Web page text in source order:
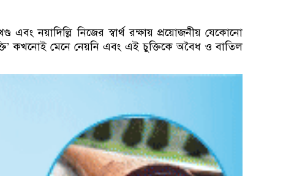
নয়াদিল্লি নিজের স্বার্থ রক্ষায় প্রয়োজনীয় যেকোনো
কখনোই মেনে নেয়নি এবং এই চুক্তিকে অবৈধ ও বাতিল